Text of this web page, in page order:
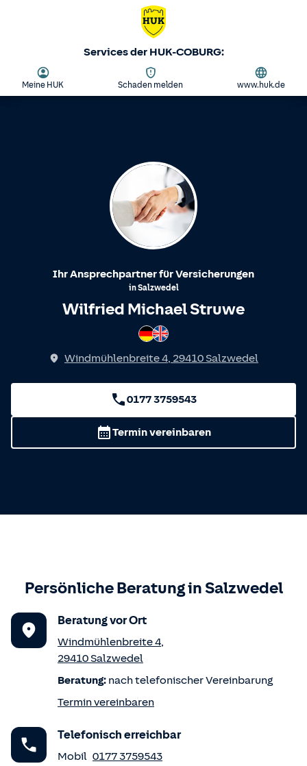
Services der HUK-COBURG:
Meine HUK Schaden melden www.huk.de
Ihr Ansprechpartner für Versicherungen
inSalzwedel
Wilfried Michael Struwe
Spricht
Deutsch
Englisch
Windmühlenbreite 4, 29410 Salzwedel
0177 3759543
Termin vereinbaren
Persönliche Beratung inSalzwedel
Beratung vor Ort
Windmühlenbreite 4,
29410Salzwedel
Beratung: nach telefonischer Vereinbarung
Termin vereinbaren
Telefonisch erreichbar
Mobil 0177 3759543